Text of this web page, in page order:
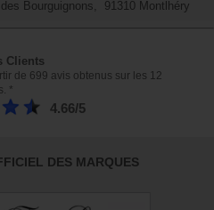
Bourguignons, 91310 Montlhéry
Clients
de 699 avis obtenus sur les 12
*
4.66/5
DES MARQUES